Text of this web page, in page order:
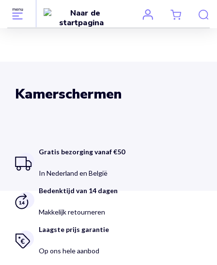
Kamerschermen
Gratis bezorging vanaf €50
In Nederland en België
Bedenktijd van 14 dagen
Makkelijk retourneren
Laagste prijs garantie
Op ons hele aanbod